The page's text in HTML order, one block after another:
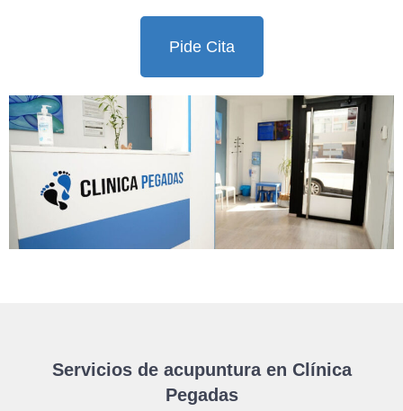
Pide Cita
Servicios de acupuntura en Clínica
Pegadas